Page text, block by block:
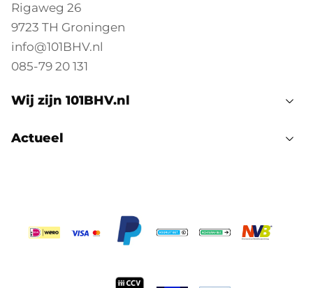
Rigaweg 26
9723 TH Groningen
info@101BHV.nl
085-79 20 131
Wij zijn 101BHV.nl
Actueel